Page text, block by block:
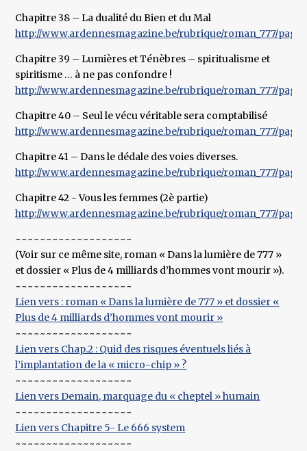
Chapitre 38 – La dualité du Bien et du Mal
http://www.ardennesmagazine.be/rubrique/roman_777/
Chapitre 39 – Lumières et Ténèbres – spiritualisme et
spiritisme … à ne pas confondre !
http://www.ardennesmagazine.be/rubrique/roman_777/
Chapitre 40 – Seul le vécu véritable sera comptabilisé
http://www.ardennesmagazine.be/rubrique/roman_777/
Chapitre 41 – Dans le dédale des voies diverses.
http://www.ardennesmagazine.be/rubrique/roman_777/
Chapitre 42 - Vous les femmes (2è partie)
http://www.ardennesmagazine.be/rubrique/roman_777/
~~~~~~~~~~~~~~~~~~~
(Voir sur ce même site, roman « Dans la lumière de 777 »
et dossier « Plus de 4 milliards d’hommes vont mourir »).
~~~~~~~~~~~~~~~~~~~
Lien vers : roman « Dans la lumière de 777 » et dossier «
Plus de 4 milliards d’hommes vont mourir »
~~~~~~~~~~~~~~~~~~~
Lien vers Chap.2 : Quid des risques éventuels liés à
l’implantation de la « micro-chip » ?
~~~~~~~~~~~~~~~~~~~
Lien vers Demain, marquage du « cheptel » humain
~~~~~~~~~~~~~~~~~~~
Lien vers Chapitre 5- Le 666 system
~~~~~~~~~~~~~~~~~~~